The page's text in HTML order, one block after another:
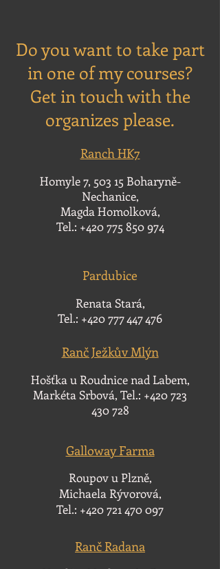
Do you want to take part
in one of my courses?
Get in touch with the
organizes please.
Ranch HK7
Homyle 7, 503 15 Boharyně-
Nechanice,
Magda Homolková,
Tel.: +420 775 850 974
Pardubice
Renata Stará,
Tel.: +420 777 447 476
Ranč Ježkův Mlýn
Hošťka u Roudnice nad Labem,
Markéta Srbová, Tel.: +420 723
430 728
Galloway Farma
Roupov u Plzně,
Michaela Rývorová,
Tel.: +420 721 470 097
Ranč Radana